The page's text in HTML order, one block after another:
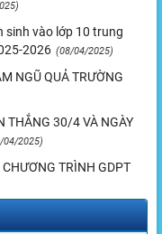
sinh vào lớp 10 trung
2026 (08/04/2025)
NGŨ QUẢ TRƯỜNG
THẮNG 30/4 VÀ NGÀY
04/2025)
TRÌNH GDPT